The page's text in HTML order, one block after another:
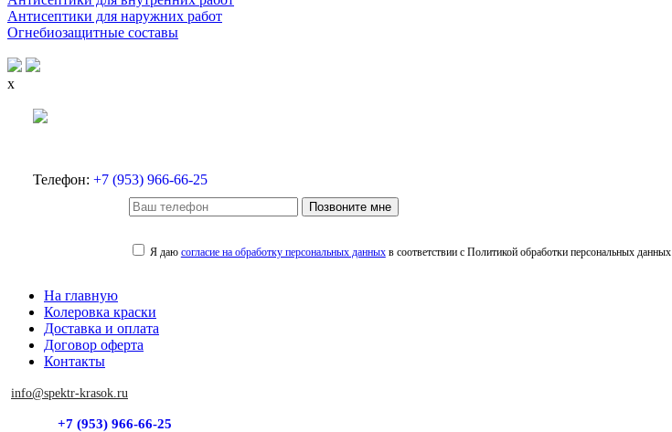
Антисептики для наружних работ
Огнебиозащитные составы
x
Телефон: +7 (953) 966-66-25
Позвоните мне
Я даю согласие на обработку персональных данныхв соответствии с Политикой обработки персональных данных
На главную
Колеровка краски
Доставка и оплата
Договор оферта
Контакты
info@spektr-krasok.ru
+7 (953) 966-66-25